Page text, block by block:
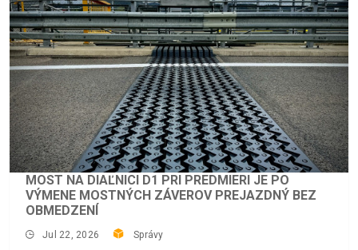
MOST NA DIAĽNICI D1 PRI PREDMIERI JE PO
VÝMENE MOSTNÝCH ZÁVEROV PREJAZDNÝ BEZ
OBMEDZENÍ
Jul 22, 2026 Správy